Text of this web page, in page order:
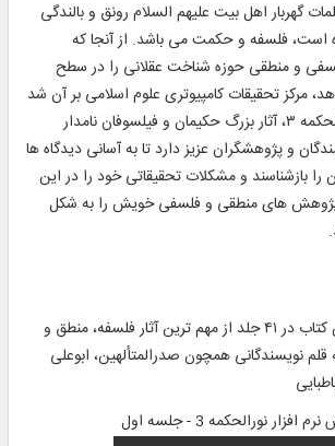
گهربار اهل بیت علیهم ‏‌السلام رونق و بالندگى
است، فلسفه و حکمت می‌ باشد. از آنجا که
و منطقى حوزه شناخت عقلانى را در سطح
تحقیقات کامپیوترى علوم اسلامى بر آن شد
با تولید نرم ‏‌افزار نور الحکمه ۳، آثار بزرگ حکیمان و فیلسوفان نامدار
و پژوهشگران عزیز دارد تا به آسانى دیدگاه‏‌ ها
را بازشناسند و مشکلات تحقیقاتى خود را در این
پژوهش‌ هاى منطقى و فلسفى خویش را به شکل
متن ۲۴ عنوان کتاب در ۴۱ جلد از مهم‌ ترین آثار فلسفه، منطق و
قلم نویسندگانی همچون صدرالمتألهین، ابوعلی
افزار نورالحکمه 3 - جلسه اول